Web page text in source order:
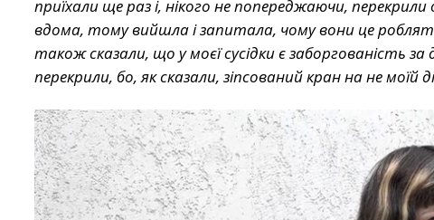
приїхали ще раз і, нікого не попереджаючи,
вдома, тому вийшла і запитала, чому вони це
також сказали, що у моєї сусідки є заборгованість
перекрили, бо, як сказали, зіпсований кран на не моїй